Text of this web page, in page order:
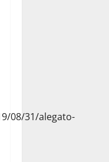
08/31/alegato-